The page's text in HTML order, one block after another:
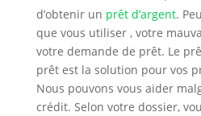
d’obtenir un prêt d’argent.
que vous utiliser , votre
votre demande de prêt. Le
prêt est la solution pour vos
Nous pouvons vous aider
crédit. Selon votre dossier,